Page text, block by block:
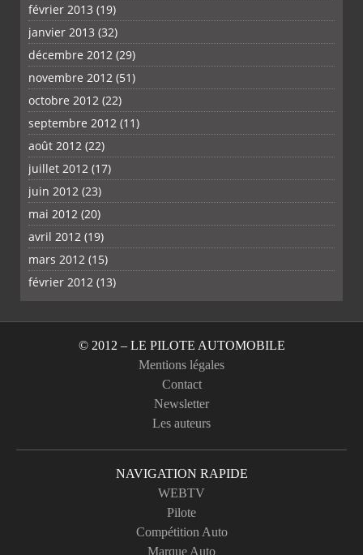
février 2013 (19)
janvier 2013 (32)
décembre 2012 (29)
novembre 2012 (51)
octobre 2012 (22)
septembre 2012 (11)
août 2012 (22)
juillet 2012 (17)
juin 2012 (23)
mai 2012 (20)
avril 2012 (19)
mars 2012 (15)
février 2012 (13)
© 2012 – LE PILOTE AUTOMOBILE
Mentions légales
Contact
Newsletter
Les auteurs
NAVIGATION RAPIDE
WEBTV
Pilote
Compétition Auto
Marque Auto